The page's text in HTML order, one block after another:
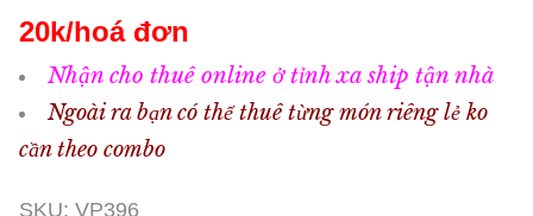
20k/hoá đơn
Nhận cho thuê online ở tỉnh xa ship tận nhà
Ngoài ra bạn có thể thuê từng món riêng lẻ ko
cần theo combo
SKU: VP396